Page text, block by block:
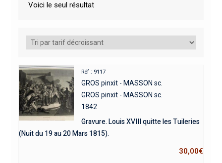
Voici le seul résultat
Réf : 9117
GROS pinxit - MASSON sc.
GROS pinxit - MASSON sc.
1842
Gravure. Louis XVIII quitte les Tuileries
(Nuit du 19 au 20 Mars 1815).
30,00€